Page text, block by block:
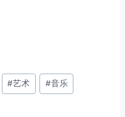
#艺术 #音乐